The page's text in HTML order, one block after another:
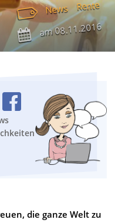
News Rente
am08.11.2016
die ganze Welt zu